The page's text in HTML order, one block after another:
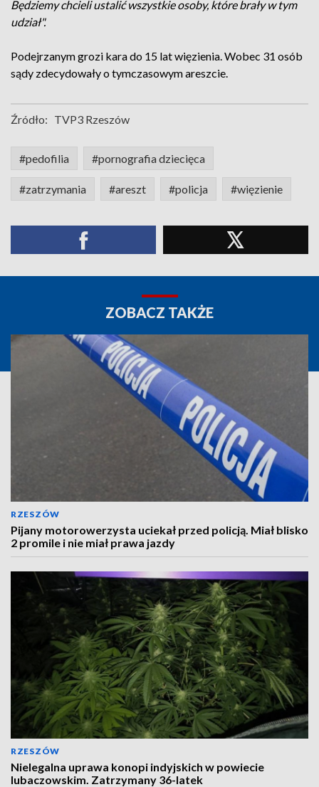
Będziemy chcieli ustalić wszystkie osoby, które brały w tym
udział".
Podejrzanym grozi kara do 15 lat więzienia. Wobec 31 osób
sądy zdecydowały o tymczasowym areszcie.
Źródło: TVP3 Rzeszów
#pedofilia #pornografia dziecięca
#zatrzymania #areszt #policja #więzienie
ZOBACZ TAKŻE
RZESZÓW
Pijany motorowerzysta uciekał przed policją. Miał blisko
2 promile i nie miał prawa jazdy
RZESZÓW
Nielegalna uprawa konopi indyjskich w powiecie
lubaczowskim. Zatrzymany 36-latek